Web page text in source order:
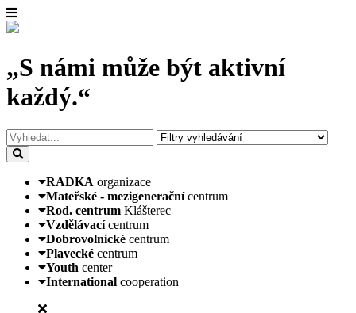
„S námi může být aktivní
každý.“
RADKA organizace
Mateřské - mezigenerační centrum
Rod. centrum Klášterec
Vzdělávací centrum
Dobrovolnické centrum
Plavecké centrum
Youth center
International cooperation